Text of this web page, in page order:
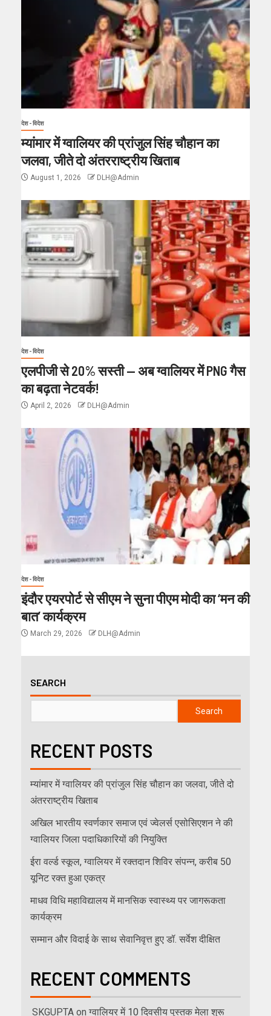
देश - विदेश
म्यांमार में ग्वालियर की प्रांजुल सिंह चौहान का
जलवा, जीते दो अंतरराष्ट्रीय खिताब
August 1, 2026 DLH@Admin
देश - विदेश
एलपीजी से 20% सस्ती — अब ग्वालियर में PNG गैस
का बढ़ता नेटवर्क!
April 2, 2026 DLH@Admin
देश - विदेश
इंदौर एयरपोर्ट से सीएम ने सुना पीएम मोदी का ‘मन की
बात’ कार्यक्रम
March 29, 2026 DLH@Admin
SEARCH
Search
RECENT POSTS
म्यांमार में ग्वालियर की प्रांजुल सिंह चौहान का जलवा, जीते दो
अंतरराष्ट्रीय खिताब
अखिल भारतीय स्वर्णकार समाज एवं ज्वेलर्स एसोसिएशन ने की
ग्वालियर जिला पदाधिकारियों की नियुक्ति
ईरा वर्ल्ड स्कूल, ग्वालियर में रक्तदान शिविर संपन्न, करीब 50
यूनिट रक्त हुआ एकत्र
माधव विधि महाविद्यालय में मानसिक स्वास्थ्य पर जागरूकता
कार्यक्रम
सम्मान और विदाई के साथ सेवानिवृत्त हुए डॉ. सर्वेश दीक्षित
RECENT COMMENTS
SKGUPTA on ग्वालियर में 10 दिवसीय पुस्तक मेला शुरू